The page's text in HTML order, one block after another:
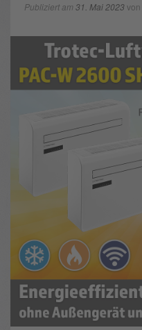
Publiziert am 31. Mai 2023von